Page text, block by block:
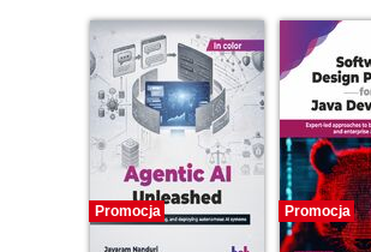
Promocja Promocja